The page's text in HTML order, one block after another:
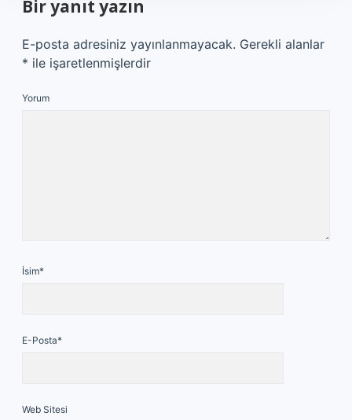
Bir yanıt yazın
E-posta adresiniz yayınlanmayacak. Gerekli alanlar
* ile işaretlenmişlerdir
Yorum
İsim*
E-Posta*
Web Sitesi